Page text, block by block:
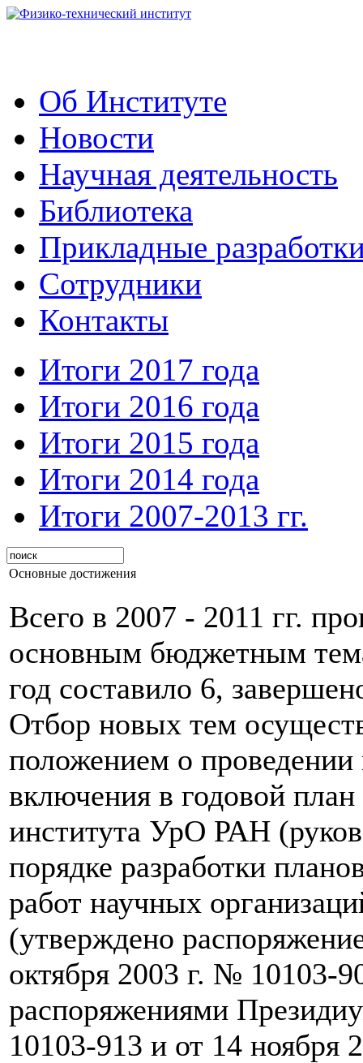
Об Институте
Новости
Научная деятельность
Библиотека
Прикладные
Сотрудники
Контакты
Итоги 2017 года
Итоги 2016 года
Итоги 2015 года
Итоги 2014 года
Итоги 2007-2013 гг.
Основные достижения
Всего в 2007 - 2011 гг.
основным бюджетным
год составило 6,
Отбор новых тем
положением о проведении
включения в годовой
института УрО РАН
порядке разработки
работ научных
(утверждено
октября 2003 г. № 10103-
распоряжениями
10103-913 и от 14 ноября